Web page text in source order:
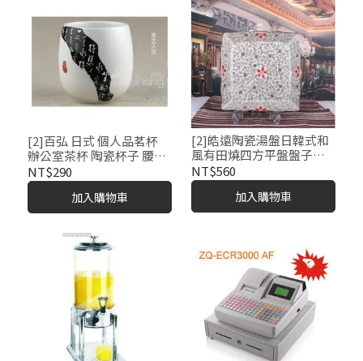
[2]百弘 日式 個人品茗杯
辦公室茶杯 陶瓷杯子 腰鼓
杯 啤酒 餐飲杯
NT$290
加入購物車
[2]皓遠陶瓷湯盤日韓式和
風有田燒四方平盤盤子餐
飲用具
NT$560
加入購物車